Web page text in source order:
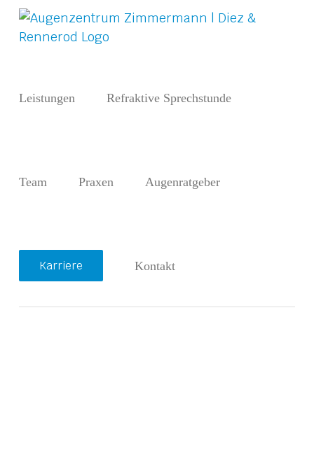
Zum
Inhalt
springen
Leistungen Refraktive Sprechstunde
Team Praxen Augenratgeber
Karriere Kontakt